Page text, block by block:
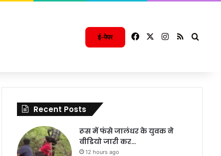
ई-पेपर FacebookInstagram
RSS
Recent Posts
रूस में फंसे जालंधर के युवक ने
वीडियो जारी कर…
12 hours ago